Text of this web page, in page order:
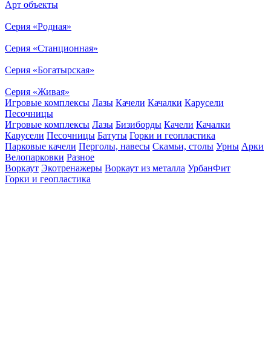
Арт объекты
Серия «Родная»
Серия «Станционная»
Серия «Богатырская»
Серия «Живая»
Игровые комплексы Лазы Качели Качалки Карусели
Песочницы
Игровые комплексы Лазы Бизиборды Качели Качалки
Карусели Песочницы Батуты Горки и геопластика
Парковые качели Перголы, навесы Скамьи, столы Урны Арки
Велопарковки Разное
Воркаут Экотренажеры Воркаут из металла УрбанФит
Горки и геопластика